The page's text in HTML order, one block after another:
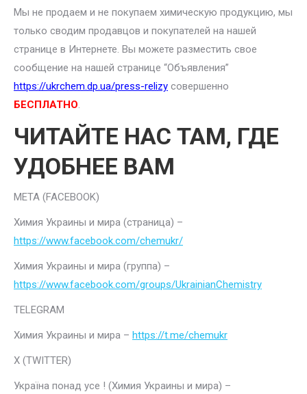
Мы не продаем и не покупаем химическую продукцию, мы
только сводим продавцов и покупателей на нашей
странице в Интернете. Вы можете разместить свое
сообщение на нашей странице “Объявления”
https://ukrchem.dp.ua/press-relizy совершенно
БЕСПЛАТНО.
ЧИТАЙТЕ НАС ТАМ, ГДЕ
УДОБНЕЕ ВАМ
META (FACEBOOK)
Химия Украины и мира (страница) –
https://www.facebook.com/chemukr/
Химия Украины и мира (группа) –
https://www.facebook.com/groups/UkrainianChemistry
TELEGRAM
Химия Украины и мира – https://t.me/chemukr
Х (TWITTER)
Україна понад усе ! (Химия Украины и мира) –